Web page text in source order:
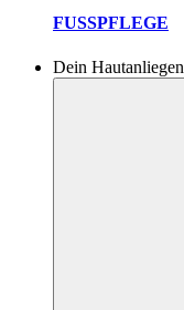
FUSSPFLEGE
Dein Hautanliegen